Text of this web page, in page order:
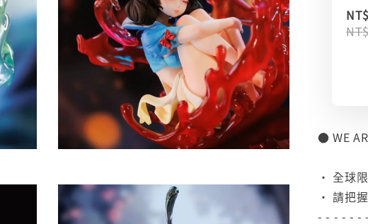
● WE
• 全球
• 請把
- - - - - -